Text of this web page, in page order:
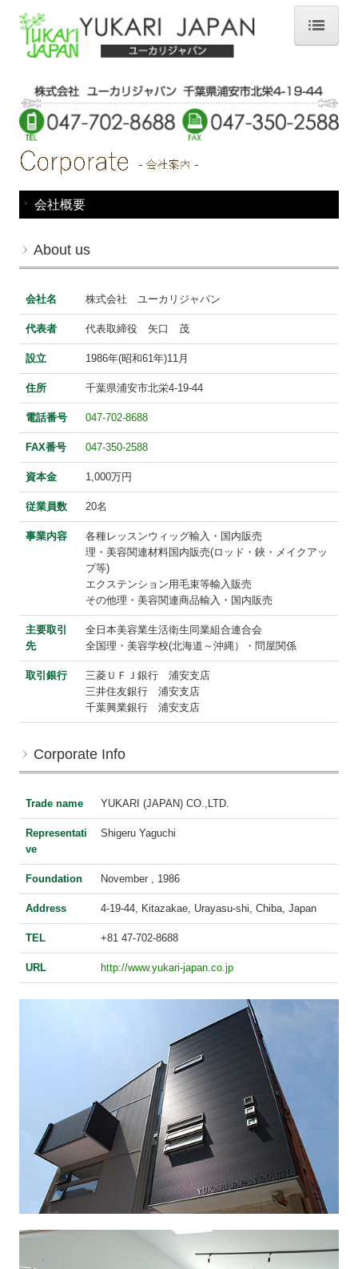
Corporate
カットウィッグ
アクセサリー
Designers Award 2024
Designers Award 2023
Designers Award 2022
Designers Award 2021
Designers Award 2020
Designers Award 2018
Designers Award 2017
Designers Award 2016
Designers Award 2015
Designers Award 2014
TCHA001
NEW!! YJショート動画グランプリ2026募集要項
Designers Award 2026 募集要項
YJ webカタログ
YJ web理容教材カタログ
YJチラシ
クランプの調整の仕方
会社概要
About us
会社名 株式会社 ユーカリジャパン
代表者 代表取締役 矢口 茂
設立 1986年(昭和61年)11月
住所 千葉県浦安市北栄4-19-44
電話番号 047-702-8688
FAX番号 047-350-2588
資本金 1,000万円
従業員数 20名
事業内容
各種レッスンウィッグ輸入・国内販売
理・美容関連材料国内販売(ロッド・鋏・メイクアッ
プ等)
エクステンション用毛束等輸入販売
その他理・美容関連商品輸入・国内販売
主要取引
先
全日本美容業生活衛生同業組合連合会
全国理・美容学校(北海道～沖縄）・問屋関係
取引銀行
三菱ＵＦＪ銀行 浦安支店
三井住友銀行 浦安支店
千葉興業銀行 浦安支店
Corporate Info
Trade name YUKARI (JAPAN) CO.,LTD.
Representati
ve
Shigeru Yaguchi
Foundation November , 1986
Address 4-19-44, Kitazakae, Urayasu-shi, Chiba, Japan
TEL +81 47-702-8688
URL http://www.yukari-japan.co.jp